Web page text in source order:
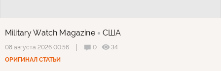
Military Watch Magazine США
08 августа 2026 00:56 0
34
ОРИГИНАЛ СТАТЬИ